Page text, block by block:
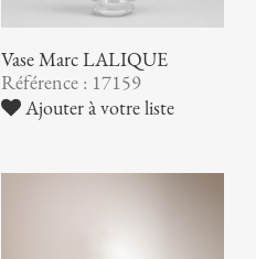
Vase Marc LALIQUE
Référence : 17159
Ajouter à votre liste